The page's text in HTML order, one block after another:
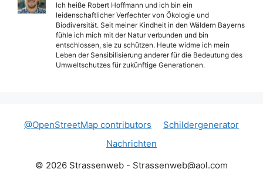
Ich heiße Robert Hoffmann und ich bin ein
leidenschaftlicher Verfechter von Ökologie und
Biodiversität. Seit meiner Kindheit in den Wäldern Bayerns
fühle ich mich mit der Natur verbunden und bin
entschlossen, sie zu schützen. Heute widme ich mein
Leben der Sensibilisierung anderer für die Bedeutung des
Umweltschutzes für zukünftige Generationen.
@OpenStreetMap contributors
Schildergenerator
Nachrichten
© 2026 Strassenweb - Strassenweb@aol.com